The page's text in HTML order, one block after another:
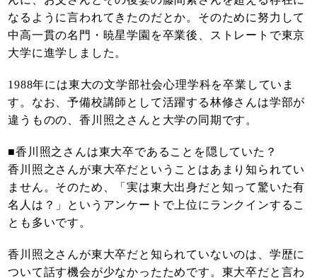
なるように言われてきたのだとか。そのために努力して
中高一貫の名門・暁星学園を卒業後、ストレートで東京
大学に進学しました。
1988年には東大の文学部社会心理学科を卒業していま
す。なお、予備校講師として活躍する林修さんは学部が
違うものの、香川照之さんと大学の同期です。
■香川照之さんは東大卒であることを隠していた？
香川照之さんが東大卒だということはあまり知られてい
ません。そのため、「実は東大出身だと知って驚いた有
名人は？」というアンケートで上位にランクインするこ
とも多いです。
香川照之さんが東大卒だと知られていないのは、学歴に
ついて話す機会が少なかったためです。東大卒だと言わ